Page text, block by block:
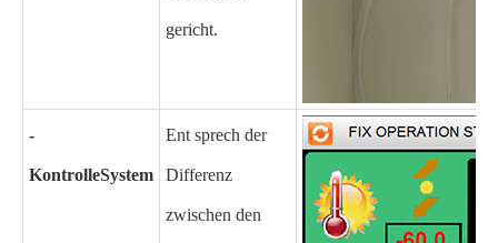
gericht.
-
KontrolleSystem
Ent sprech der
Differenz
zwischen den